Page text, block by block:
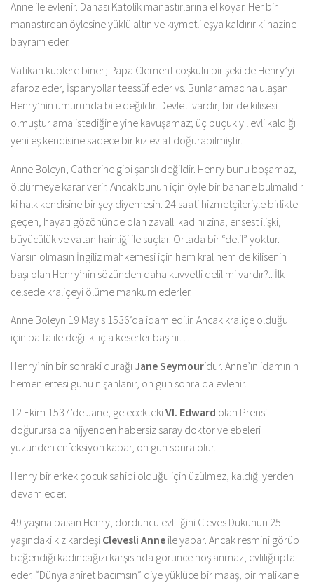
Anne ile evlenir. Dahası Katolik manastırlarına el koyar. Her bir
manastırdan öylesine yüklü altın ve kıymetli eşya kaldırır ki hazine
bayram eder.
Vatikan küplere biner; Papa Clement coşkulu bir şekilde Henry’yi
afaroz eder, İspanyollar teessüf eder vs. Bunlar amacına ulaşan
Henry’nin umurunda bile değildir. Devleti vardır, bir de kilisesi
olmuştur ama istediğine yine kavuşamaz; üç buçuk yıl evli kaldığı
yeni eş kendisine sadece bir kız evlat doğurabilmiştir.
Anne Boleyn, Catherine gibi şanslı değildir. Henry bunu boşamaz,
öldürmeye karar verir. Ancak bunun için öyle bir bahane bulmalıdır
ki halk kendisine bir şey diyemesin. 24 saati hizmetçileriyle birlikte
geçen, hayatı gözönünde olan zavallı kadını zina, ensest ilişki,
büyücülük ve vatan hainliği ile suçlar. Ortada bir “delil” yoktur.
Varsın olmasın İngiliz mahkemesi için hem kral hem de kilisenin
başı olan Henry’nin sözünden daha kuvvetli delil mi vardır?.. İlk
celsede kraliçeyi ölüme mahkum ederler.
Anne Boleyn 19 Mayıs 1536’da idam edilir. Ancak kraliçe olduğu
için balta ile değil kılıçla keserler başını…
Henry’nin bir sonraki durağı Jane Seymour‘dur. Anne’ın idamının
hemen ertesi günü nişanlanır, on gün sonra da evlenir.
12 Ekim 1537’de Jane, gelecektekiVI. Edward olan Prensi
doğurursa da hijyenden habersiz saray doktor ve ebeleri
yüzünden enfeksiyon kapar, on gün sonra ölür.
Henry bir erkek çocuk sahibi olduğu için üzülmez, kaldığı yerden
devam eder.
49 yaşına basan Henry, dördüncü evliliğini Cleves Dükünün 25
yaşındaki kız kardeşi Clevesli Anne ile yapar. Ancak resmini görüp
beğendiği kadıncağızı karşısında görünce hoşlanmaz, evliliği iptal
eder. “Dünya ahiret bacımsın” diye yüklüce bir maaş, bir malikane